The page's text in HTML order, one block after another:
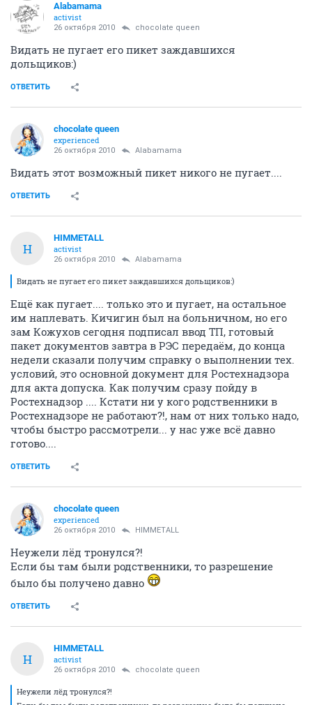
Alabamama
activist
26 октября 2010 chocolate queen
Видать не пугает его пикет заждавшихся
дольщиков:)
ОТВЕТИТЬ
chocolate queen
experienced
26 октября 2010 Alabamama
Видать этот возможный пикет никого не пугает....
ОТВЕТИТЬ
H
HIMMETALL
activist
26 октября 2010 Alabamama
Видать не пугает его пикет заждавшихся дольщиков:)
Ещё как пугает.... только это и пугает, на остальное
им наплевать. Кичигин был на больничном, но его
зам Кожухов сегодня подписал ввод ТП, готовый
пакет документов завтра в РЭС передаём, до конца
недели сказали получим справку о выполнении тех.
условий, это основной документ для Ростехнадзора
для акта допуска. Как получим сразу пойду в
Ростехнадзор .... Кстати ни у кого родственники в
Ростехнадзоре не работают?!, нам от них только надо,
чтобы быстро рассмотрели... у нас уже всё давно
готово....
ОТВЕТИТЬ
chocolate queen
experienced
26 октября 2010 HIMMETALL
Неужели лёд тронулся?!
Если бы там были родственники, то разрешение
было бы получено давно
ОТВЕТИТЬ
H
HIMMETALL
activist
26 октября 2010 chocolate queen
Неужели лёд тронулся?!